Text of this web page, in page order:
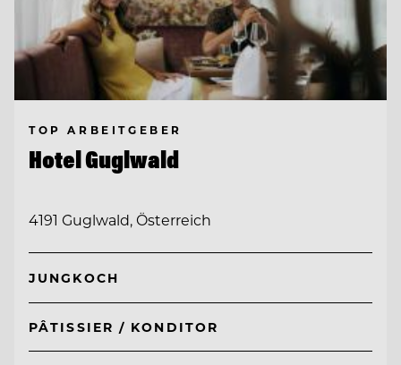
TOP ARBEITGEBER
Hotel Guglwald
4191 Guglwald, Österreich
JUNGKOCH
PÂTISSIER / KONDITOR